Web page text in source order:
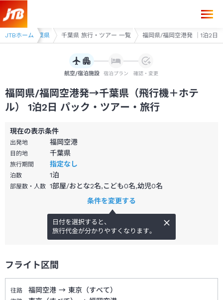
JTBホーム
首都圏 千葉県 千葉県 旅行・ツアー 一覧 福岡県/福岡空港発 ｜1泊2日
航空/宿泊施設 宿泊プラン 確認・変更
福岡県/福岡空港発→千葉県（飛行機＋ホテ
ル） 1泊2日 パック・ツアー・旅行
現在の表示条件
出発地 福岡空港
目的地 千葉県
旅行期間 指定なし
泊数 1泊
部屋数・人数 1部屋/おとな2名,こども0名,幼児0名
条件を変更する
日付を選択すると、
旅行代金が分かりやすくなります。
フライト区間
往路 福岡空港 → 東京（すべて）